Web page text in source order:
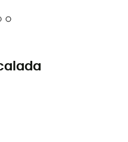
mochila,
central traseiro
de ancoragem ou
específico,
como saco de
rápido, corda de